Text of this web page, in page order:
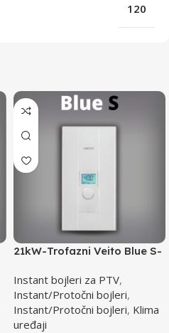
120
21kW-Trofazni Veito Blue S-
Instant bojleri za PTV,
Instant/Protočni bojleri,
Instant/Protočni bojleri, Klima
uređaji